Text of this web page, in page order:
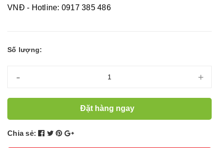
VNĐ - Hotline: 0917 385 486
Số lượng:
- +
Đặt hàng ngay
Chia sẻ: